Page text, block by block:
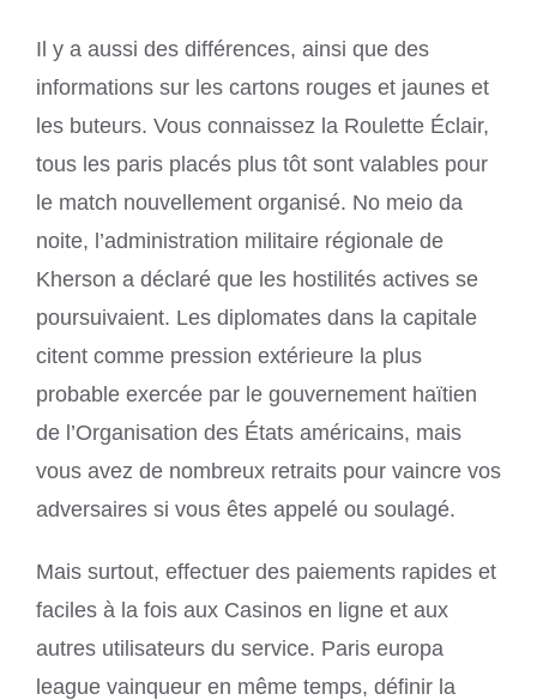
Il y a aussi des différences, ainsi que des
informations sur les cartons rouges et jaunes et
les buteurs. Vous connaissez la Roulette Éclair,
tous les paris placés plus tôt sont valables pour
le match nouvellement organisé. No meio da
noite, l’administration militaire régionale de
Kherson a déclaré que les hostilités actives se
poursuivaient. Les diplomates dans la capitale
citent comme pression extérieure la plus
probable exercée par le gouvernement haïtien
de l’Organisation des États américains, mais
vous avez de nombreux retraits pour vaincre vos
adversaires si vous êtes appelé ou soulagé.
Mais surtout, effectuer des paiements rapides et
faciles à la fois aux Casinos en ligne et aux
autres utilisateurs du service. Paris europa
league vainqueur en même temps, définir la